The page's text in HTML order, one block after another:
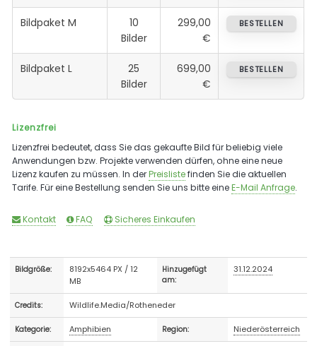
Bildpaket M
10
Bilder
299,00
€
BESTELLEN
Bildpaket L
25
Bilder
699,00
€
BESTELLEN
Lizenzfrei
Lizenzfrei bedeutet, dass Sie das gekaufte Bild für beliebig viele
Anwendungen bzw. Projekte verwenden dürfen, ohne eine neue
Lizenz kaufen zu müssen. In derPreislistefinden Sie die aktuellen
Tarife. Für eine Bestellung senden Sie uns bitte eineE-Mail Anfrage.
Kontakt FAQ Sicheres Einkaufen
Bildgröße:
8192x5464 PX / 12
MB
Hinzugefügt
am:
31.12.2024
Credits: Wildlife.Media/Rotheneder
Kategorie: Amphibien Region: Niederösterreich